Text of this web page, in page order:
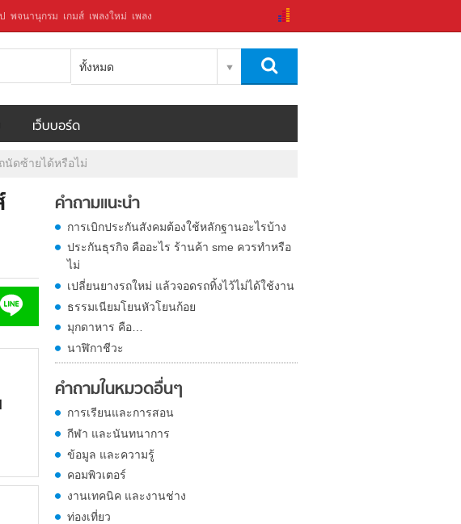
พจนานุกรม เกมส์ เพลงใหม่ เพลง
ทั้งหมด
เว็บบอร์ด
นัดซ้ายได้หรือไม่
คำถามแนะนำ
การเบิกประกันสังคมต้องใช้หลักฐานอะไรบ้าง
ประกันธุรกิจ คืออะไร ร้านค้า sme ควรทำหรือ
ไม่
เปลี่ยนยางรถใหม่ แล้วจอดรถทิ้งไว้ไม่ได้ใช้งาน
ธรรมเนียมโยนหัวโยนก้อย
มุกดาหาร คือ…
นาฬิกาชีวะ
คำถามในหมวดอื่นๆ
การเรียนและการสอน
กีฬา และนันทนาการ
ข้อมูล และความรู้
คอมพิวเตอร์
งานเทคนิค และงานช่าง
ท่องเที่ยว